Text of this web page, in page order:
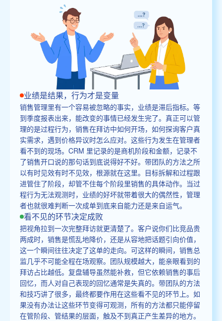
业绩是结果，行为才是变量
销售管理里有一个容易被忽略的事实，业绩是滞后指标。等
到季度报表出来，能改变的事情已经发生完了。真正可以管
理的是过程行为，销售在拜访中如何开场，如何探询客户真
实需求，遇到价格异议时怎么应对。这些行为发生在管理者
看不到的现场。CRM 里记录的是商机阶段和金额，记录不
了销售开口说的那句话到底说得好不好。带团队的方法之所
以有时见效有时不见效，根源就在这里。目标拆解和过程跟
进管住了阶段，却管不住每个阶段里销售的具体动作。当过
程行为无法观测时，业绩的好坏就带着很大的偶然性，管理
者也就很难判断一次成单到底来自能力还是来自运气。
看不见的环节决定成败
把视角拉到一次完整拜访就更清楚了。客户说你们比竞品贵
两成时，销售是慌乱地降价，还是从容地把话题引向价值，
这一个瞬间往往决定了这单的走向。可这样的瞬间，销售总
监几乎不可能全程在场观察。团队规模越大，能亲眼看到的
拜访占比越低。复盘辅导虽然能补救，但它依赖销售的事后
回忆，而人对自己表现的回忆通常是失真的。带团队的方法
和技巧讲了很多，最终都要作用在这些看不见的环节上。如
果没有办法让这些环节变得可观测，所有的方法都只能停留
在管阶段、管结果的层面，触及不到真正产生差异的地方。